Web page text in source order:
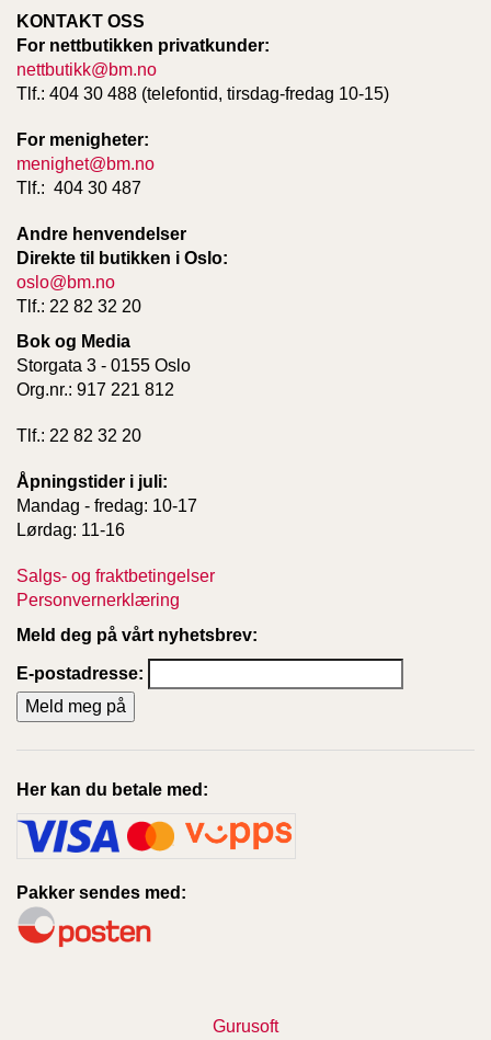
KONTAKT OSS
For nettbutikken privatkunder:
nettbutikk@bm.no
Tlf.: 404 30 488 (telefontid, tirsdag-fredag 10-15)
For menigheter:
menighet@bm.no
Tlf.: 404 30 487
Andre henvendelser
Direkte til butikken i Oslo:
oslo@bm.no
Tlf.: 22 82 32 20
Bok og Media
Storgata 3 - 0155 Oslo
Org.nr.: 917 221 812
Tlf.: 22 82 32 20
Åpningstider i juli:
Mandag - fredag: 10-17
Lørdag: 11-16
Salgs- og fraktbetingelser
Personvernerklæring
Meld deg på vårt nyhetsbrev:
E-postadresse:
Her kan du betale med:
Pakker sendes med:
Gurusoft